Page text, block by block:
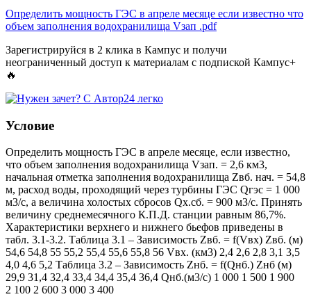
Определить мощность ГЭС в апреле месяце если известно что
объем заполнения водохранилища Vзап .pdf
Зарегистрируйся в 2 клика в Кампус и получи
неограниченный доступ к материалам с подпиской Кампус+
🔥
Условие
Определить мощность ГЭС в апреле месяце, если известно,
что объем заполнения водохранилища Vзап. = 2,6 км3,
начальная отметка заполнения водохранилища Zвб. нач. = 54,8
м, расход воды, проходящий через турбины ГЭС Qгэс = 1 000
м3/с, а величина холостых сбросов Qх.сб. = 900 м3/с. Принять
величину среднемесячного К.П.Д. станции равным 86,7%.
Характеристики верхнего и нижнего бьефов приведены в
табл. 3.1-3.2. Таблица 3.1 – Зависимость Zвб. = f(Vвх) Zвб. (м)
54,6 54,8 55 55,2 55,4 55,6 55,8 56 Vвх. (км3) 2,4 2,6 2,8 3,1 3,5
4,0 4,6 5,2 Таблица 3.2 – Зависимость Zнб. = f(Qнб.) Zнб (м)
29,9 31,4 32,4 33,4 34,4 35,4 36,4 Qнб.(м3/с) 1 000 1 500 1 900
2 100 2 600 3 000 3 400